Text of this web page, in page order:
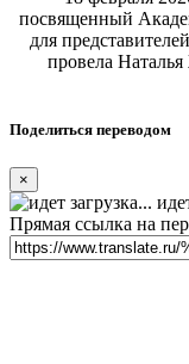
посвященный
для
провела
Поделиться переводом
×
Прямая ссылка на